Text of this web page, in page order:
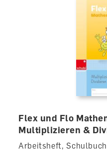
Flex und Flo
Multiplizieren &
Arbeitsheft, Schulbuch